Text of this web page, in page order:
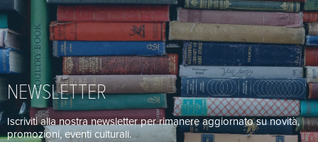
NEWSLETTER
Iscriviti alla nostra newsletter per rimanere aggiornato su novità,
promozioni, eventi culturali.